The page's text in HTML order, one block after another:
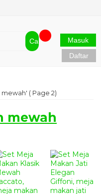
Cari
Masuk
Daftar
mewah' ( Page 2)
mewah